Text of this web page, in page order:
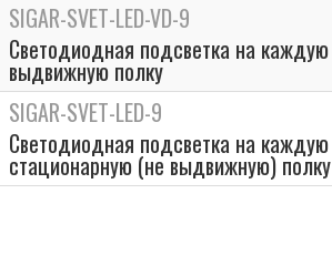
SIGAR-SVET-LED-VD-9
Светодиодная подсветка на каждую
выдвижную полку
SIGAR-SVET-LED-9
Светодиодная подсветка на каждую
стационарную (не выдвижную) полку